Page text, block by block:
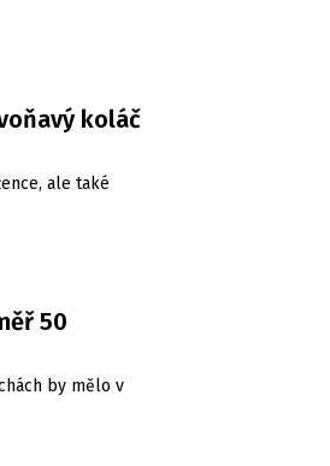
koláč
ale také
50
by mělo v